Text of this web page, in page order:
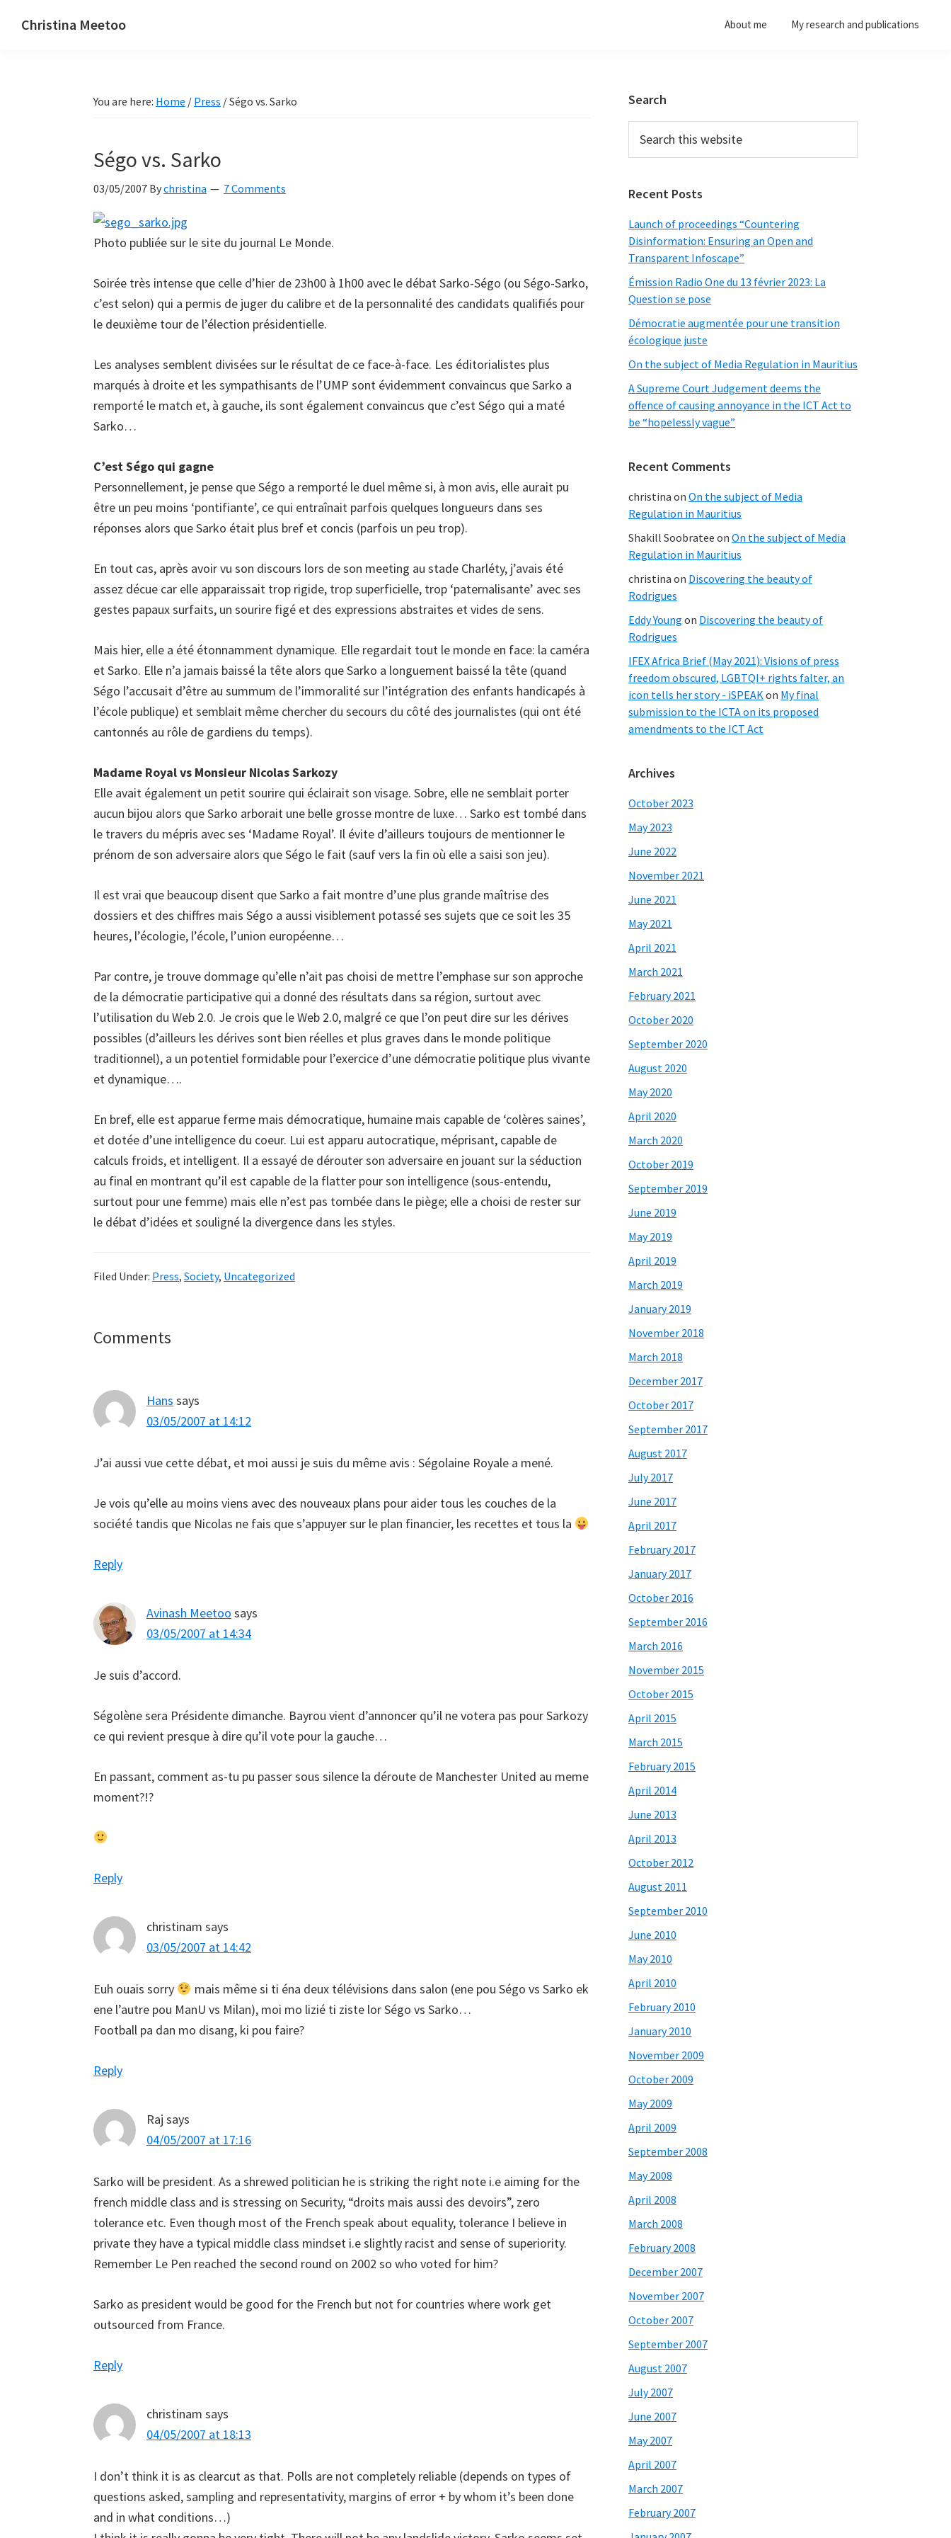
Christina Meetoo About me My research and publications
You are here: Home / Press /Ségo vs. Sarko
Ségo vs. Sarko
03/05/2007 Bychristina 7 Comments
Photo publiée sur le site du journal Le Monde.
Soirée très intense que celle d’hier de 23h00 à 1h00 avec le débat Sarko-Ségo (ou Ségo-Sarko,
c’est selon) qui a permis de juger du calibre et de la personnalité des candidats qualifiés pour
le deuxième tour de l’élection présidentielle.
Les analyses semblent divisées sur le résultat de ce face-à-face. Les éditorialistes plus
marqués à droite et les sympathisants de l’UMP sont évidemment convaincus que Sarko a
remporté le match et, à gauche, ils sont également convaincus que c’est Ségo qui a maté
Sarko…
C’est Ségo qui gagne
Personnellement, je pense que Ségo a remporté le duel même si, à mon avis, elle aurait pu
être un peu moins ‘pontifiante’, ce qui entraînait parfois quelques longueurs dans ses
réponses alors que Sarko était plus bref et concis (parfois un peu trop).
En tout cas, après avoir vu son discours lors de son meeting au stade Charléty, j’avais été
assez décue car elle apparaissait trop rigide, trop superficielle, trop ‘paternalisante’ avec ses
gestes papaux surfaits, un sourire figé et des expressions abstraites et vides de sens.
Mais hier, elle a été étonnamment dynamique. Elle regardait tout le monde en face: la caméra
et Sarko. Elle n’a jamais baissé la tête alors que Sarko a longuement baissé la tête (quand
Ségo l’accusait d’être au summum de l’immoralité sur l’intégration des enfants handicapés à
l’école publique) et semblait même chercher du secours du côté des journalistes (qui ont été
cantonnés au rôle de gardiens du temps).
Madame Royal vs Monsieur Nicolas Sarkozy
Elle avait également un petit sourire qui éclairait son visage. Sobre, elle ne semblait porter
aucun bijou alors que Sarko arborait une belle grosse montre de luxe… Sarko est tombé dans
le travers du mépris avec ses ‘Madame Royal’. Il évite d’ailleurs toujours de mentionner le
prénom de son adversaire alors que Ségo le fait (sauf vers la fin où elle a saisi son jeu).
Il est vrai que beaucoup disent que Sarko a fait montre d’une plus grande maîtrise des
dossiers et des chiffres mais Ségo a aussi visiblement potassé ses sujets que ce soit les 35
heures, l’écologie, l’école, l’union européenne…
Par contre, je trouve dommage qu’elle n’ait pas choisi de mettre l’emphase sur son approche
de la démocratie participative qui a donné des résultats dans sa région, surtout avec
l’utilisation du Web 2.0. Je crois que le Web 2.0, malgré ce que l’on peut dire sur les dérives
possibles (d’ailleurs les dérives sont bien réelles et plus graves dans le monde politique
traditionnel), a un potentiel formidable pour l’exercice d’une démocratie politique plus vivante
et dynamique….
En bref, elle est apparue ferme mais démocratique, humaine mais capable de ‘colères saines’,
et dotée d’une intelligence du coeur. Lui est apparu autocratique, méprisant, capable de
calculs froids, et intelligent. Il a essayé de dérouter son adversaire en jouant sur la séduction
au final en montrant qu’il est capable de la flatter pour son intelligence (sous-entendu,
surtout pour une femme) mais elle n’est pas tombée dans le piège; elle a choisi de rester sur
le débat d’idées et souligné la divergence dans les styles.
Filed Under: Press, Society, Uncategorized
Reader
Comments
Hans says
03/05/2007 at 14:12
J’ai aussi vue cette débat, et moi aussi je suis du même avis : Ségolaine Royale a mené.
Je vois qu’elle au moins viens avec des nouveaux plans pour aider tous les couches de la
société tandis que Nicolas ne fais que s’appuyer sur le plan financier, les recettes et tous la
Reply
Avinash Meetoo says
03/05/2007 at 14:34
Je suis d’accord.
Ségolène sera Présidente dimanche. Bayrou vient d’annoncer qu’il ne votera pas pour Sarkozy
ce qui revient presque à dire qu’il vote pour la gauche…
En passant, comment as-tu pu passer sous silence la déroute de Manchester United au meme
moment?!?
Reply
christinam says
03/05/2007 at 14:42
Euh ouais sorry
mais même si ti éna deux télévisions dans salon (ene pou Ségo vs Sarko ek
ene l’autre pou ManU vs Milan), moi mo lizié ti ziste lor Ségo vs Sarko…
Football pa dan mo disang, ki pou faire?
Reply
Raj says
04/05/2007 at 17:16
Sarko will be president. As a shrewed politician he is striking the right note i.e aiming for the
french middle class and is stressing on Security, “droits mais aussi des devoirs”, zero
tolerance etc. Even though most of the French speak about equality, tolerance I believe in
private they have a typical middle class mindset i.e slightly racist and sense of superiority.
Remember Le Pen reached the second round on 2002 so who voted for him?
Sarko as president would be good for the French but not for countries where work get
outsourced from France.
Reply
christinam says
04/05/2007 at 18:13
I don’t think it is as clearcut as that. Polls are not completely reliable (depends on types of
questions asked, sampling and representativity, margins of error + by whom it’s been done
and in what conditions…)
Primary
Sidebar
Search
this
Recent Posts
Launch of proceedings “Countering
Disinformation: Ensuring an Open and
Transparent Infoscape”
Émission Radio One du 13 février 2023: La
Question se pose
Démocratie augmentée pour une transition
écologique juste
On the subject of Media Regulation in Mauritius
A Supreme Court Judgement deems the
offence of causing annoyance in the ICT Act to
be “hopelessly vague”
Recent Comments
christina on On the subject of Media
Regulation in Mauritius
Shakill Soobratee on On the subject of Media
Regulation in Mauritius
christina on Discovering the beauty of
Rodrigues
Eddy Young on Discovering the beauty of
Rodrigues
IFEX Africa Brief (May 2021): Visions of press
freedom obscured, LGBTQI+ rights falter, an
icon tells her story - iSPEAKon My final
submission to the ICTA on its proposed
amendments to the ICT Act
Archives
October 2023
May 2023
June 2022
November 2021
June 2021
May 2021
April 2021
March 2021
February 2021
October 2020
September 2020
August 2020
May 2020
April 2020
March 2020
October 2019
September 2019
June 2019
May 2019
April 2019
March 2019
January 2019
November 2018
March 2018
December 2017
October 2017
September 2017
August 2017
July 2017
June 2017
April 2017
February 2017
January 2017
October 2016
September 2016
March 2016
November 2015
October 2015
April 2015
March 2015
February 2015
April 2014
June 2013
April 2013
October 2012
August 2011
September 2010
June 2010
May 2010
April 2010
February 2010
January 2010
November 2009
October 2009
May 2009
April 2009
September 2008
May 2008
April 2008
March 2008
February 2008
December 2007
November 2007
October 2007
September 2007
August 2007
July 2007
June 2007
May 2007
April 2007
March 2007
February 2007